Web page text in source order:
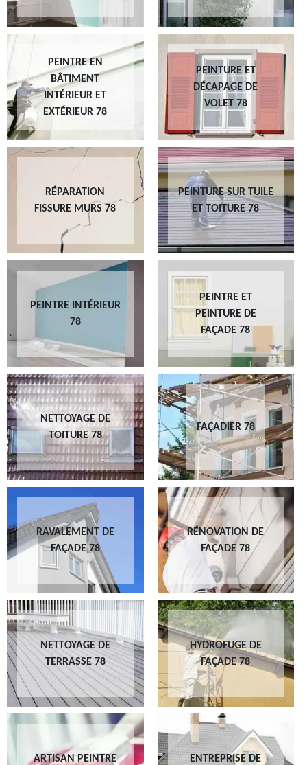
PEINTRE EN
BÂTIMENT
INTÉRIEUR ET
EXTÉRIEUR 78
PEINTURE ET
DÉCAPAGE DE
VOLET 78
RÉPARATION
FISSURE MURS 78
PEINTURE SUR TUILE
ET TOITURE 78
PEINTRE INTÉRIEUR
78
PEINTRE ET
PEINTURE DE
FAÇADE 78
NETTOYAGE DE
TOITURE 78
FAÇADIER 78
RAVALEMENT DE
FAÇADE 78
RÉNOVATION DE
FAÇADE 78
NETTOYAGE DE
TERRASSE 78
HYDROFUGE DE
FAÇADE 78
ARTISAN PEINTRE
ENTREPRISE DE